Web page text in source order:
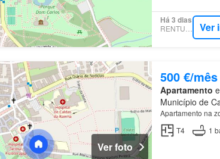
Há 3 dias
RENTUMO Ver
Ver foto
500 €/mês
Apartamento
Município de
Apartamento na
T4 1